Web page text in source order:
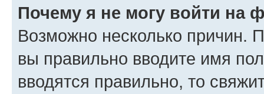
Почему я не могу войти на
Возможно несколько причин.
вы правильно вводите имя
вводятся правильно, то